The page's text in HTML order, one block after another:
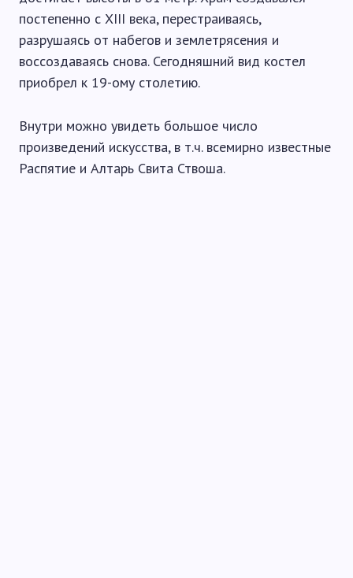
постепенно с XIII века, перестраиваясь,
разрушаясь от набегов и землетрясения и
воссоздаваясь снова. Сегодняшний вид костел
приобрел к 19-ому столетию.
Внутри можно увидеть большое число
произведений искусства, в т.ч. всемирно известные
Распятие и Алтарь Свита Ствоша.